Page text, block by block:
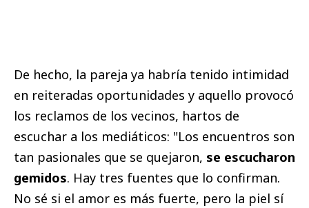
De hecho, la pareja ya habría tenido intimidad
en reiteradas oportunidades y aquello provocó
los reclamos de los vecinos, hartos de
escuchar a los mediáticos: "Los encuentros son
tan pasionales que se quejaron, se escucharon
gemidos. Hay tres fuentes que lo confirman.
No sé si el amor es más fuerte, pero la piel sí